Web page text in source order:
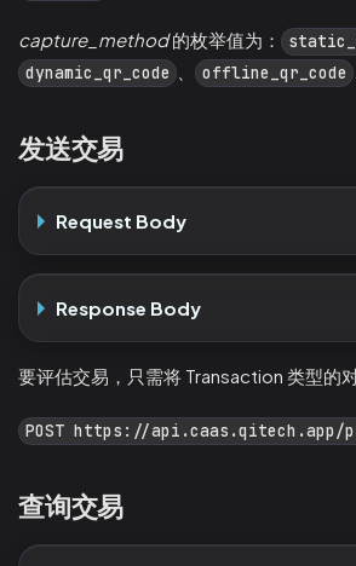
capture_method的枚举值为：
dynamic_qr_code 、 offline_qr_code
发送交易
Request Body
Response Body
要评估交易，只需将 Transaction 类型的
POST https://api.caas.qitech.app/
查询交易